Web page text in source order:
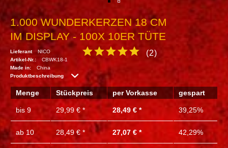
1.000 WUNDERKERZEN 18 CM
IM DISPLAY - 100X 10ER TÜTE
Lieferant
NICO
Artikel-Nr.:
CBWK18-1
Made in:
China
Produktbeschreibung
(2)
Menge Stückpreis per Vorkasse gespart
bis 9 29,99 € * 28,49 € * 39,25%
ab 10 28,49 € * 27,07 € * 42,29%